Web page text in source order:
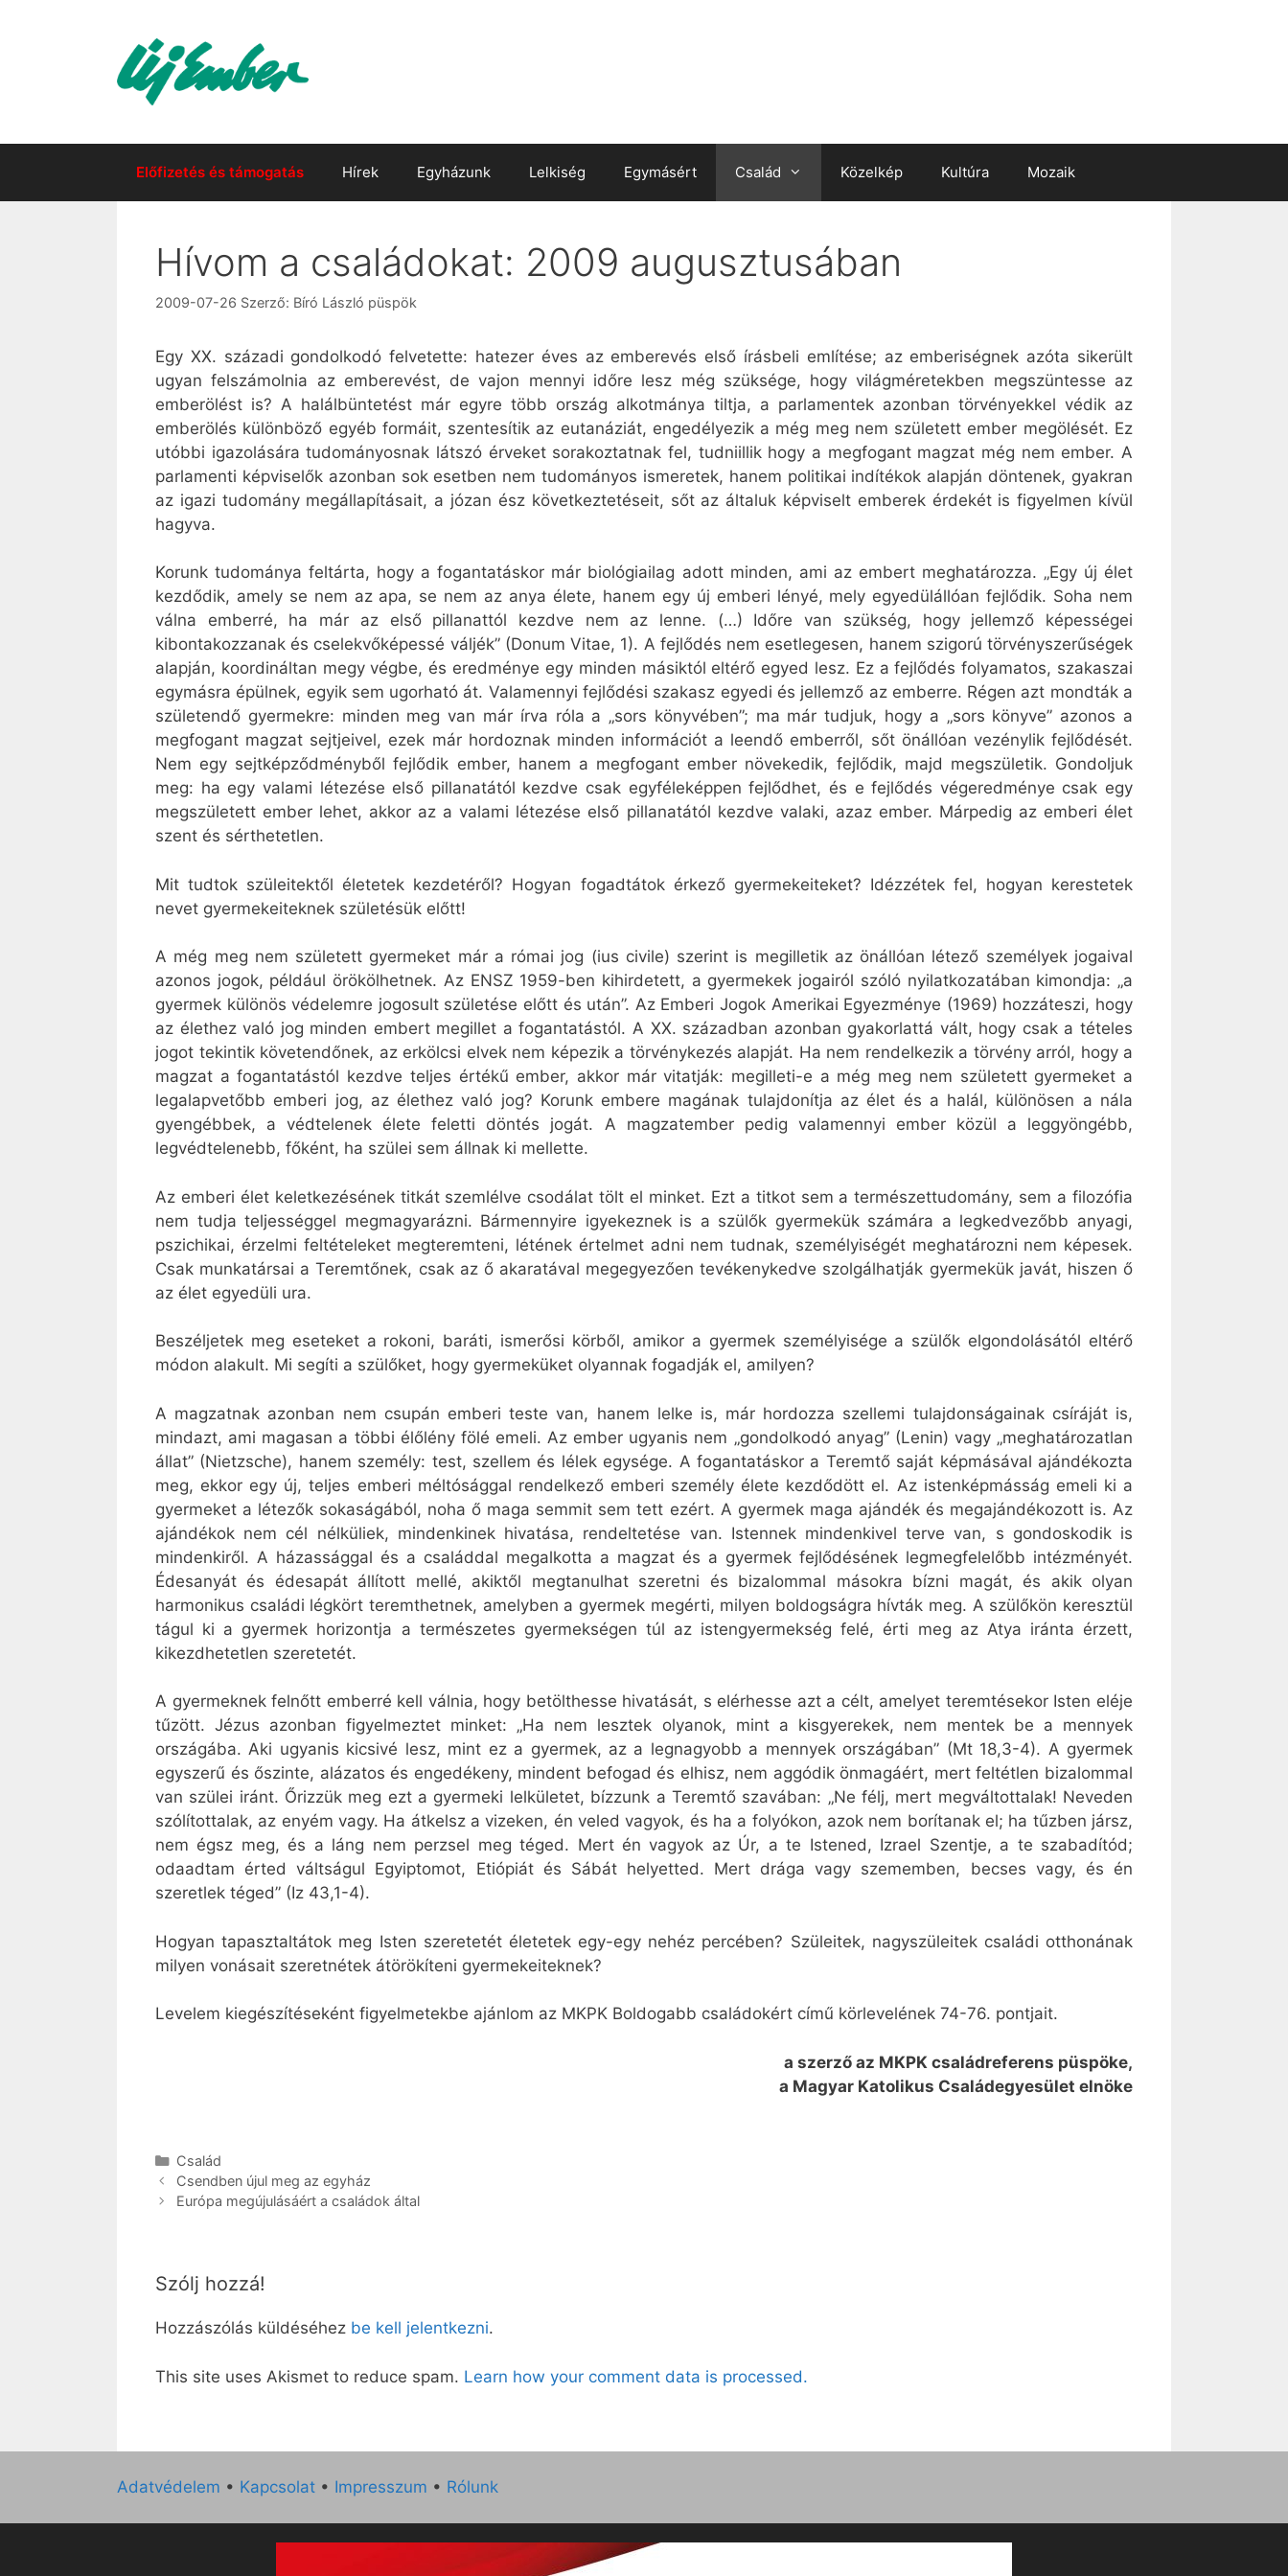
Előfizetés és támogatás Hírek Egyházunk Lelkiség Egymásért Család Közelkép Kultúra Mozaik
Hívom a családokat: 2009 augusztusában
2009-07-26 Szerző: Bíró László püspök
Egy XX. századi gondolkodó felvetette: hatezer éves az emberevés első írásbeli említése; az emberiségnek azóta sikerült
ugyan felszámolnia az emberevést, de vajon mennyi időre lesz még szüksége, hogy világméretekben megszüntesse az
emberölést is? A halálbüntetést már egyre több ország alkotmánya tiltja, a parlamentek azonban törvényekkel védik az
emberölés különböző egyéb formáit, szentesítik az eutanáziát, engedélyezik a még meg nem született ember megölését. Ez
utóbbi igazolására tudományosnak látszó érveket sorakoztatnak fel, tudniillik hogy a megfogant magzat még nem ember. A
parlamenti képviselők azonban sok esetben nem tudományos ismeretek, hanem politikai indítékok alapján döntenek, gyakran
az igazi tudomány megállapításait, a józan ész következtetéseit, sőt az általuk képviselt emberek érdekét is figyelmen kívül
hagyva.
Korunk tudománya feltárta, hogy a fogantatáskor már biológiailag adott minden, ami az embert meghatározza. „Egy új élet
kezdődik, amely se nem az apa, se nem az anya élete, hanem egy új emberi lényé, mely egyedülállóan fejlődik. Soha nem
válna emberré, ha már az első pillanattól kezdve nem az lenne. (…) Időre van szükség, hogy jellemző képességei
kibontakozzanak és cselekvőképessé váljék” (Donum Vitae, 1). A fejlődés nem esetlegesen, hanem szigorú törvényszerűségek
alapján, koordináltan megy végbe, és eredménye egy minden másiktól eltérő egyed lesz. Ez a fejlődés folyamatos, szakaszai
egymásra épülnek, egyik sem ugorható át. Valamennyi fejlődési szakasz egyedi és jellemző az emberre. Régen azt mondták a
születendő gyermekre: minden meg van már írva róla a „sors könyvében”; ma már tudjuk, hogy a „sors könyve” azonos a
megfogant magzat sejtjeivel, ezek már hordoznak minden információt a leendő emberről, sőt önállóan vezénylik fejlődését.
Nem egy sejtképződményből fejlődik ember, hanem a megfogant ember növekedik, fejlődik, majd megszületik. Gondoljuk
meg: ha egy valami létezése első pillanatától kezdve csak egyféleképpen fejlődhet, és e fejlődés végeredménye csak egy
megszületett ember lehet, akkor az a valami létezése első pillanatától kezdve valaki, azaz ember. Márpedig az emberi élet
szent és sérthetetlen.
Mit tudtok szüleitektől életetek kezdetéről? Hogyan fogadtátok érkező gyermekeiteket? Idézzétek fel, hogyan kerestetek
nevet gyermekeiteknek születésük előtt!
A még meg nem született gyermeket már a római jog (ius civile) szerint is megilletik az önállóan létező személyek jogaival
azonos jogok, például örökölhetnek. Az ENSZ 1959-ben kihirdetett, a gyermekek jogairól szóló nyilatkozatában kimondja: „a
gyermek különös védelemre jogosult születése előtt és után”. Az Emberi Jogok Amerikai Egyezménye (1969) hozzáteszi, hogy
az élethez való jog minden embert megillet a fogantatástól. A XX. században azonban gyakorlattá vált, hogy csak a tételes
jogot tekintik követendőnek, az erkölcsi elvek nem képezik a törvénykezés alapját. Ha nem rendelkezik a törvény arról, hogy a
magzat a fogantatástól kezdve teljes értékű ember, akkor már vitatják: megilleti-e a még meg nem született gyermeket a
legalapvetőbb emberi jog, az élethez való jog? Korunk embere magának tulajdonítja az élet és a halál, különösen a nála
gyengébbek, a védtelenek élete feletti döntés jogát. A magzatember pedig valamennyi ember közül a leggyöngébb,
legvédtelenebb, főként, ha szülei sem állnak ki mellette.
Az emberi élet keletkezésének titkát szemlélve csodálat tölt el minket. Ezt a titkot sem a természettudomány, sem a filozófia
nem tudja teljességgel megmagyarázni. Bármennyire igyekeznek is a szülők gyermekük számára a legkedvezőbb anyagi,
pszichikai, érzelmi feltételeket megteremteni, létének értelmet adni nem tudnak, személyiségét meghatározni nem képesek.
Csak munkatársai a Teremtőnek, csak az ő akaratával megegyezően tevékenykedve szolgálhatják gyermekük javát, hiszen ő
az élet egyedüli ura.
Beszéljetek meg eseteket a rokoni, baráti, ismerősi körből, amikor a gyermek személyisége a szülők elgondolásától eltérő
módon alakult. Mi segíti a szülőket, hogy gyermeküket olyannak fogadják el, amilyen?
A magzatnak azonban nem csupán emberi teste van, hanem lelke is, már hordozza szellemi tulajdonságainak csíráját is,
mindazt, ami magasan a többi élőlény fölé emeli. Az ember ugyanis nem „gondolkodó anyag” (Lenin) vagy „meghatározatlan
állat” (Nietzsche), hanem személy: test, szellem és lélek egysége. A fogantatáskor a Teremtő saját képmásával ajándékozta
meg, ekkor egy új, teljes emberi méltósággal rendelkező emberi személy élete kezdődött el. Az istenképmásság emeli ki a
gyermeket a létezők sokaságából, noha ő maga semmit sem tett ezért. A gyermek maga ajándék és megajándékozott is. Az
ajándékok nem cél nélküliek, mindenkinek hivatása, rendeltetése van. Istennek mindenkivel terve van, s gondoskodik is
mindenkiről. A házassággal és a családdal megalkotta a magzat és a gyermek fejlődésének legmegfelelőbb intézményét.
Édesanyát és édesapát állított mellé, akiktől megtanulhat szeretni és bizalommal másokra bízni magát, és akik olyan
harmonikus családi légkört teremthetnek, amelyben a gyermek megérti, milyen boldogságra hívták meg. A szülőkön keresztül
tágul ki a gyermek horizontja a természetes gyermekségen túl az istengyermekség felé, érti meg az Atya iránta érzett,
kikezdhetetlen szeretetét.
A gyermeknek felnőtt emberré kell válnia, hogy betölthesse hivatását, s elérhesse azt a célt, amelyet teremtésekor Isten eléje
tűzött. Jézus azonban figyelmeztet minket: „Ha nem lesztek olyanok, mint a kisgyerekek, nem mentek be a mennyek
országába. Aki ugyanis kicsivé lesz, mint ez a gyermek, az a legnagyobb a mennyek országában” (Mt 18,3-4). A gyermek
egyszerű és őszinte, alázatos és engedékeny, mindent befogad és elhisz, nem aggódik önmagáért, mert feltétlen bizalommal
van szülei iránt. Őrizzük meg ezt a gyermeki lelkületet, bízzunk a Teremtő szavában: „Ne félj, mert megváltottalak! Neveden
szólítottalak, az enyém vagy. Ha átkelsz a vizeken, én veled vagyok, és ha a folyókon, azok nem borítanak el; ha tűzben jársz,
nem égsz meg, és a láng nem perzsel meg téged. Mert én vagyok az Úr, a te Istened, Izrael Szentje, a te szabadítód;
odaadtam érted váltságul Egyiptomot, Etiópiát és Sábát helyetted. Mert drága vagy szememben, becses vagy, és én
szeretlek téged” (Iz 43,1-4).
Hogyan tapasztaltátok meg Isten szeretetét életetek egy-egy nehéz percében? Szüleitek, nagyszüleitek családi otthonának
milyen vonásait szeretnétek átörökíteni gyermekeiteknek?
Levelem kiegészítéseként figyelmetekbe ajánlom az MKPK Boldogabb családokért című körlevelének 74-76. pontjait.
a szerző az MKPK családreferens püspöke,
a Magyar Katolikus Családegyesület elnöke
Kategória
Család
Csendben újul meg az egyház
Európa megújulásáért a családok által
Szólj hozzá!
Hozzászólás küldéséhez be kell jelentkezni.
This site uses Akismet to reduce spam. Learn how your comment data is processed.
Adatvédelem • Kapcsolat • Impresszum • Rólunk